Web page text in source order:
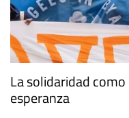
La solidaridad
esperanza